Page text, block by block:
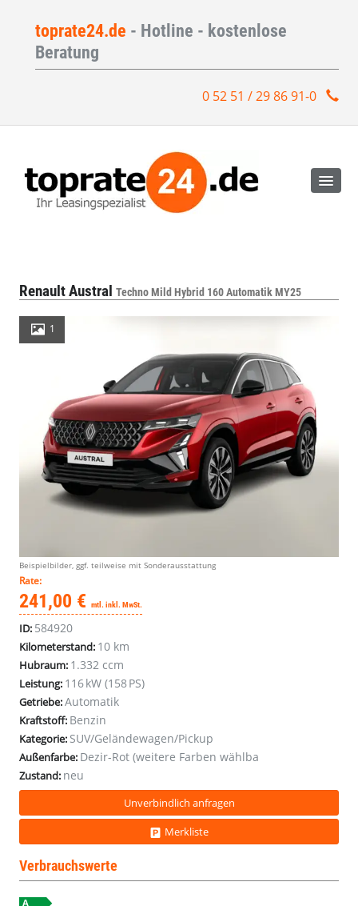
toprate24.de - Hotline - kostenlose
Beratung
0 52 51 / 29 86 91-0
Renault Austral Techno Mild Hybrid 160 Automatik MY25
1
Beispielbilder, ggf. teilweise mit Sonderausstattung
Rate:
241,00 € mtl. inkl. MwSt.
ID: 584920
Kilometerstand: 10 km
Hubraum: 1.332 ccm
Leistung: 116 kW (158 PS)
Getriebe:Automatik
Kraftstoff: Benzin
Kategorie: SUV/Geländewagen/Pickup
Außenfarbe: Dezir-Rot (weitere Farben wählba
Zustand: neu
Unverbindlich anfragen
Merkliste
Verbrauchswerte